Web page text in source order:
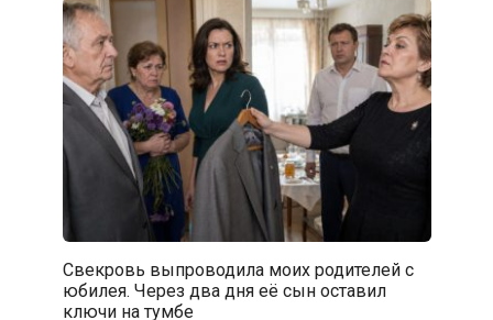
Свекровь выпроводила моих родителей с
юбилея. Через два дня её сын оставил
ключи на тумбе